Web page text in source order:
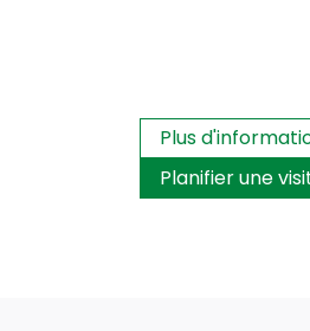
Les intérêts?
Plus
Planifier une